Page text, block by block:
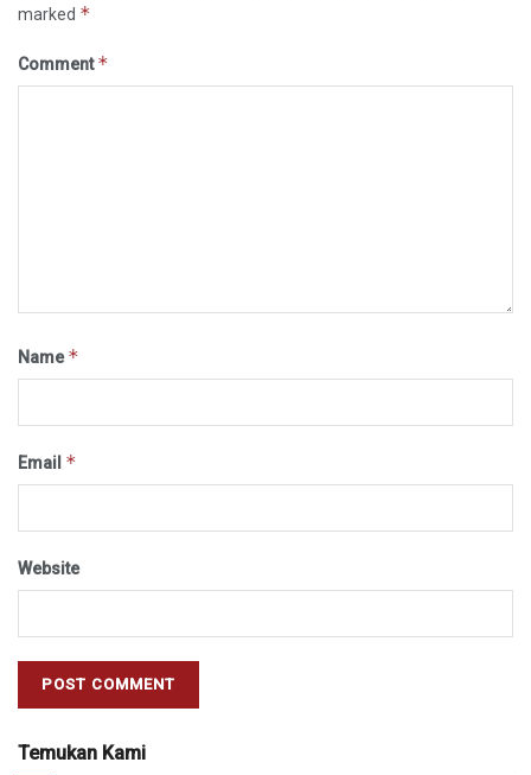
marked *
Comment*
Name*
Email *
Website
Temukan Kami